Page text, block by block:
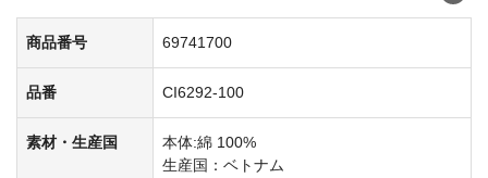
商品番号 69741700
品番 CI6292-100
素材・生産国
本体:綿 100%
生産国：ベトナム